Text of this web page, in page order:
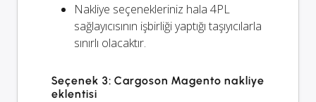
Nakliye seçenekleriniz hala 4PL
sağlayıcısının işbirliği yaptığı taşıyıcılarla
sınırlı olacaktır.
Seçenek 3: Cargoson Magento nakliye
eklentisi